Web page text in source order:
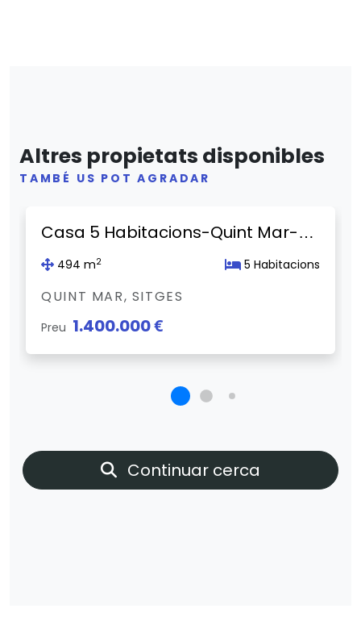
Altres propietats disponibles
TAMBÉ US POT AGRADAR
Casa 5 Habitacions-Quint Mar-Sitges
494 m2 5 Habitacions
QUINT MAR, SITGES
Preu 1.400.000 €
Continuar cerca